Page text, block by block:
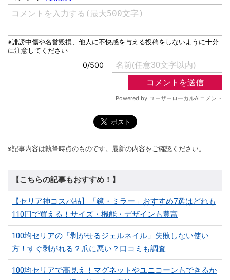
※記事内容は執筆時点のものです。最新の内容をご確認ください。
【こちらの記事もおすすめ！】
【セリア神コスパ品】「鏡・ミラー」おすすめ7選はどれも
110円で買える！サイズ・機能・デザインも豊富
100均セリアの「剥がせるジェルネイル」失敗しない使い
方！すぐ剥がれる？爪に悪い？口コミも調査
100均セリアで高見え！マグネットやユニコーンもできるか